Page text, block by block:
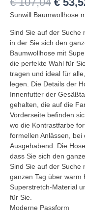
Sunwill Baumwollhose
Sind Sie auf der Suche
in der Sie sich den
Baumwollhose mit
die perfekte Wahl für
tragen und ideal für
legen. Die Details der
Innenfutter der
gehalten, die auf die
Vorderseite befinden
wo die Kontrastfarbe
formellen Anlässen,
Ausgehabend. Die
dass Sie sich den
Sind Sie auf der Suche
ganzen Tag über warm
Superstretch-Material
für Sie.
Moderne Passform